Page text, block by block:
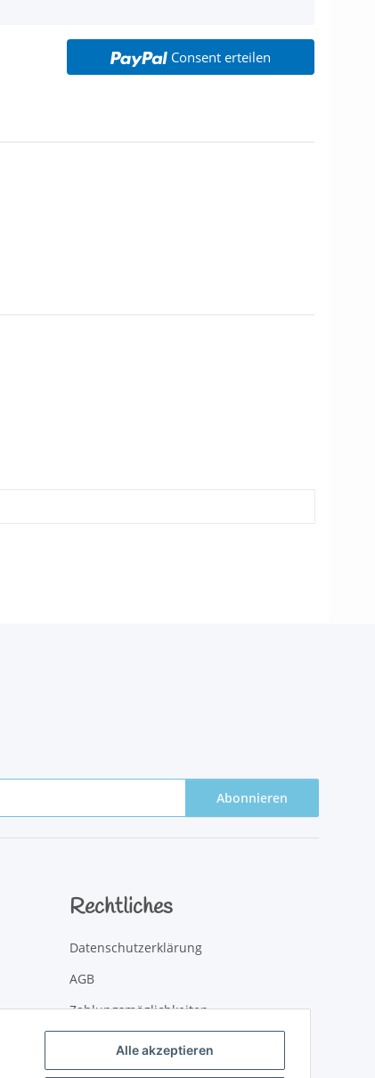
Alle akzeptieren
Consent erteilen
Abonnieren
Rechtliches
Datenschutzerklärung
AGB
Zahlungsmöglichkeiten
Versandinformationen
Newsletter